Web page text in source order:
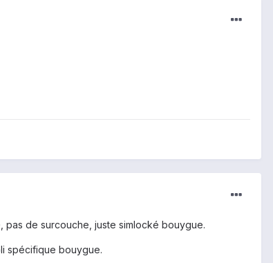
pas de surcouche, juste simlocké bouygue.
spécifique bouygue.